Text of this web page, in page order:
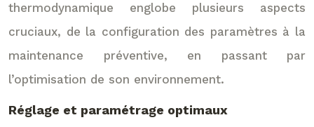
thermodynamique englobe plusieurs aspects
cruciaux, de la configuration des paramètres à la
maintenance préventive, en passant par
l’optimisation de son environnement.
Réglage et paramétrage optimaux